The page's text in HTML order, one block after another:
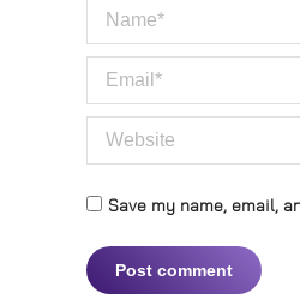
Name *
Email *
Website
Save my name, email,
Post comment